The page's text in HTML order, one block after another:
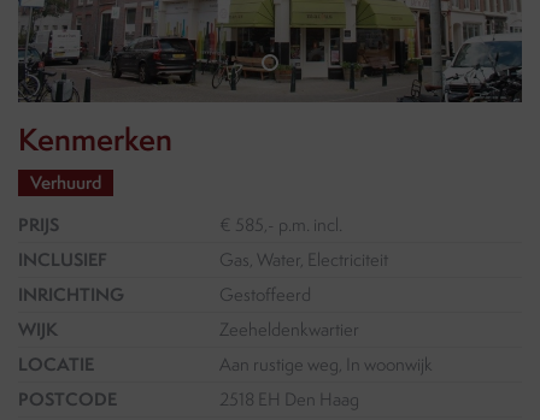
Kenmerken
Verhuurd
PRIJS
€ 585,- p.m. incl.
INCLUSIEF
Gas, Water, Electriciteit
INRICHTING
Gestoffeerd
WIJK
Zeeheldenkwartier
LOCATIE
Aan rustige weg, In woonwijk
POSTCODE
2518 EH Den Haag